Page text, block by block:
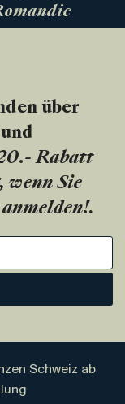
über
Rabatt
wenn Sie
.
Schweiz ab